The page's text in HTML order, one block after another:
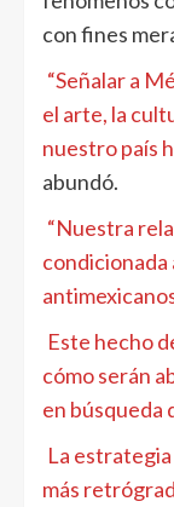
con fines
“Señalar a
el arte, la
nuestro país
abundó.
“Nuestra
Este hecho
cómo serán
en búsqueda
La
más